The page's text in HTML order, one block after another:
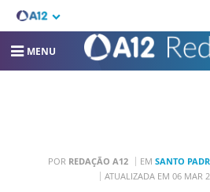
MENU
POR REDAÇÃO A12 EM SANTO
ATUALIZADA EM 06 MAR